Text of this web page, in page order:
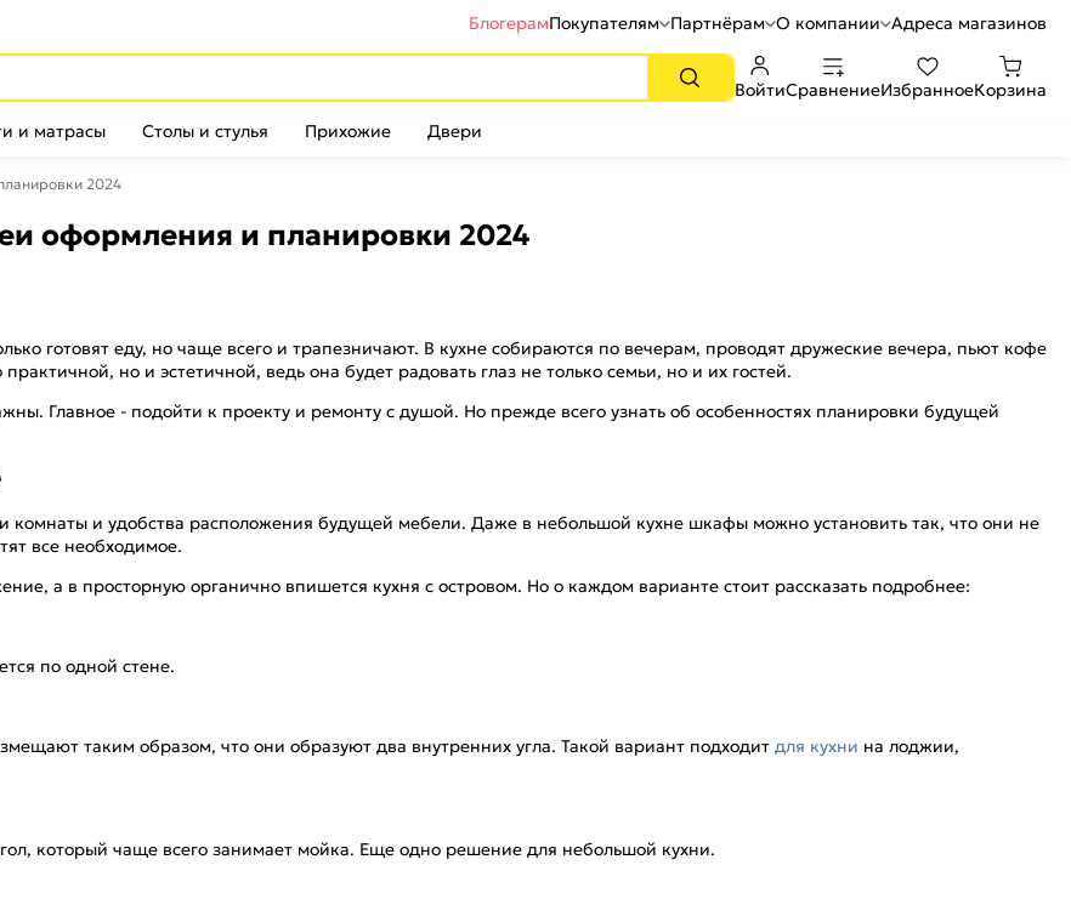
БлогерамПокупателям Партнёрам О компании Адреса магазинов
ВойтиСравнениеИзбранноеКорзина
и матрасы Столы и стулья Прихожие Двери
2024
оформления и планировки 2024
готовят еду, но чаще всего и трапезничают. В кухне собираются по вечерам, проводят дружеские вечера, пьют кофе
но и эстетичной, ведь она будет радовать глаз не только семьи, но и их гостей.
Главное - подойти к проекту и ремонту с душой. Но прежде всего узнать об особенностях планировки будущей
комнаты и удобства расположения будущей мебели. Даже в небольшой кухне шкафы можно установить так, что они не
все необходимое.
а в просторную органично впишется кухня с островом. Но о каждом варианте стоит рассказать подробнее:
по одной стене.
таким образом, что они образуют два внутренних угла. Такой вариант подходит для кухни на лоджии,
который чаще всего занимает мойка. Еще одно решение для небольшой кухни.